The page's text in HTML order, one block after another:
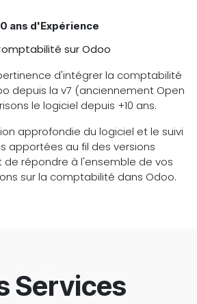
ans d'Expérience
sur Odoo
d'intégrer la comptabilité
depuis la v7 (anciennement Open
le logiciel depuis +10 ans.
approfondie du logiciel et le suivi
apportées au fil des versions
répondre à l'ensemble de vos
sur la comptabilité dans Odoo.
Services